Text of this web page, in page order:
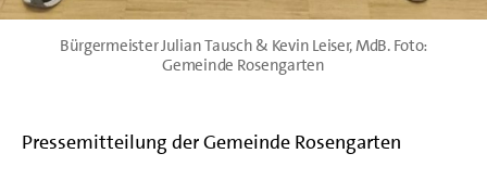
Bürgermeister Julian Tausch & Kevin Leiser, MdB. Foto:
Gemeinde Rosengarten
Pressemitteilung der Gemeinde Rosengarten